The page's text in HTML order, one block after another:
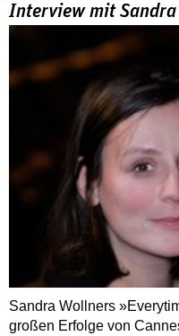
Interview mit
Sandra Wollners
großen Erfolge von